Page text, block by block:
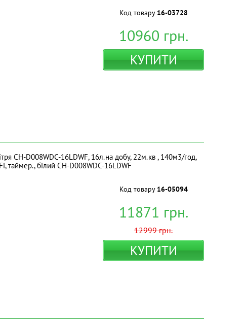
Код товару 16-03728
10960 грн.
КУПИТИ
CH-D008WDC-16LDWF, 16л.на добу, 22м.кв , 140м3/год,
таймер., білий CH-D008WDC-16LDWF
Код товару 16-05094
11871 грн.
12999грн.
КУПИТИ